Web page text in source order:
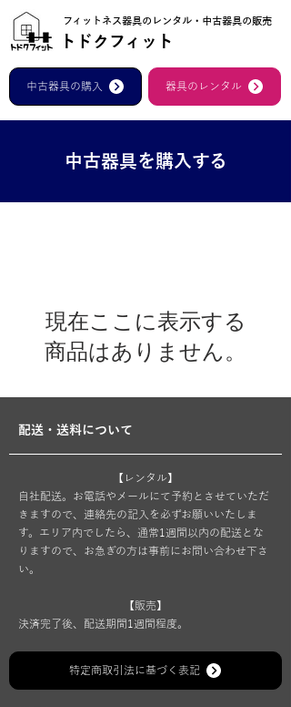
フィットネス器具のレンタル・中古器具の販売
トドクフィット
中古器具の購入 器具のレンタル
中古器具を購入する
現在ここに表示する
商品はありません。
配送・送料について
【レンタル】
自社配送。お電話やメールにて予約とさせていただ
きますので、連絡先の記入を必ずお願いいたしま
す。エリア内でしたら、通常1週間以内の配送とな
りますので、お急ぎの方は事前にお問い合わせ下さ
い。
【販売】
​決済完了後、配送期間1週間程度。
特定商取引法に基づく表記